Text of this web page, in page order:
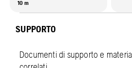
10 m
SUPPORTO
Documenti di supporto e